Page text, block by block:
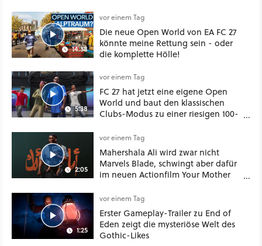
14:38
vor einem Tag
Die neue Open World von EA FC 27
könnte meine Rettung sein - oder
die komplette Hölle!
5:38
vor einem Tag
FC 27 hat jetzt eine eigene Open
World und baut den klassischen
Clubs-Modus zu einer riesigen 100-
2:05
vor einem Tag
Mahershala Ali wird zwar nicht
Marvels Blade, schwingt aber dafür
im neuen Actionfilm Your Mother
Schwert
1:25
vor einem Tag
Erster Gameplay-Trailer zu End of
Eden zeigt die mysteriöse Welt des
Gothic-Likes